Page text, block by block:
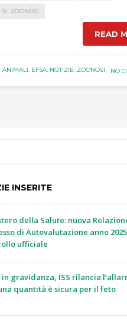
ZOONOSI
READ
ANIMALI, EFSA, NOTIZIE, ZOONOSI NO
INSERITE
della Salute: nuova
di Autovalutazione anno
ufficiale
gravidanza, ISS rilancia
quantità è sicura per il feto